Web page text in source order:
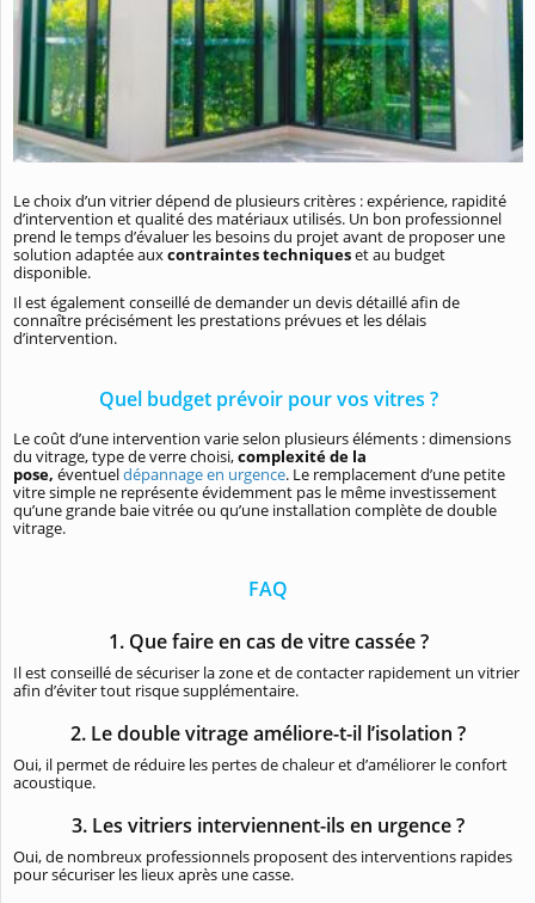
Le choix d’un vitrier dépend de plusieurs critères : expérience, rapidité
d’intervention et qualité des matériaux utilisés. Un bon professionnel
prend le temps d’évaluer les besoins du projet avant de proposer une
solution adaptée auxcontraintes techniqueset au budget
disponible.
Il est également conseillé de demander un devis détaillé afin de
connaître précisément les prestations prévues et les délais
d’intervention.
Quel budget prévoir pour vos vitres ?
Le coût d’une intervention varie selon plusieurs éléments : dimensions
du vitrage, type de verre choisi,complexité de la
pose, éventueldépannage en urgence. Le remplacement d’une petite
vitre simple ne représente évidemment pas le même investissement
qu’une grande baie vitrée ou qu’une installation complète de double
vitrage.
FAQ
1. Que faire en cas de vitre cassée ?
Il est conseillé de sécuriser la zone et de contacter rapidement un vitrier
afin d’éviter tout risque supplémentaire.
2. Le double vitrage améliore-t-il l’isolation ?
Oui, il permet de réduire les pertes de chaleur et d’améliorer le confort
acoustique.
3. Les vitriers interviennent-ils en urgence ?
Oui, de nombreux professionnels proposent des interventions rapides
pour sécuriser les lieux après une casse.